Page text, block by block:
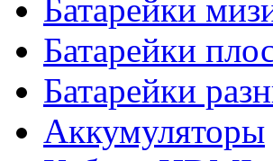
Батарейки
Батарейки
Батарейки
Аккумуляторы